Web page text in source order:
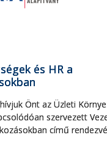
és HR a
Önt az Üzleti
szervezett
című